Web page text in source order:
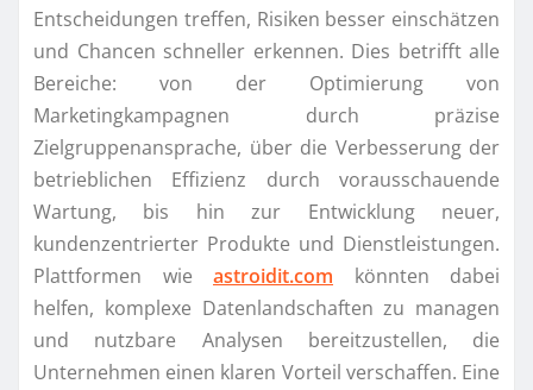
Entscheidungen treffen, Risiken besser einschätzen
und Chancen schneller erkennen. Dies betrifft alle
Bereiche: von der Optimierung von
Marketingkampagnen durch präzise
Zielgruppenansprache, über die Verbesserung der
betrieblichen Effizienz durch vorausschauende
Wartung, bis hin zur Entwicklung neuer,
kundenzentrierter Produkte und Dienstleistungen.
Plattformen wie astroidit.com könnten dabei
helfen, komplexe Datenlandschaften zu managen
und nutzbare Analysen bereitzustellen, die
Unternehmen einen klaren Vorteil verschaffen. Eine